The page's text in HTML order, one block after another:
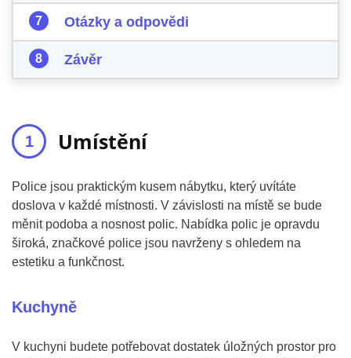
Otázky a odpovědi
Závěr
Umístění
Police jsou praktickým kusem nábytku, který uvítáte
doslova v každé místnosti. V závislosti na místě se bude
měnit podoba a nosnost polic. Nabídka polic je opravdu
široká, značkové police jsou navrženy s ohledem na
estetiku a funkčnost.
Kuchyně
V kuchyni budete potřebovat dostatek úložných prostor pro